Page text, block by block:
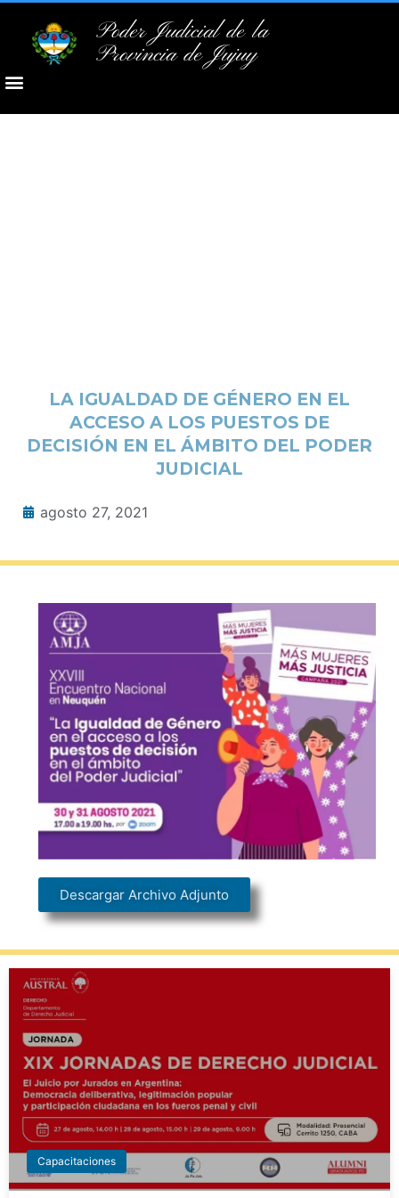
Poder Judicial de la
Provincia de Jujuy
LA IGUALDAD DE GÉNERO EN EL
ACCESO A LOS PUESTOS DE
DECISIÓN EN EL ÁMBITO DEL PODER
JUDICIAL
agosto 27, 2021
Descargar Archivo Adjunto
Capacitaciones